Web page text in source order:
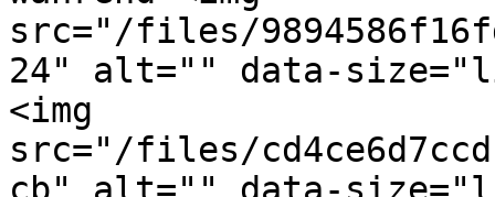
src="/files/
24" alt="" data-
<img
src="/files/